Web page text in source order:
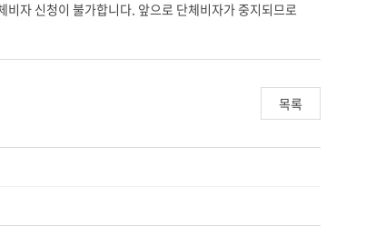
자 신청이 불가합니다. 앞으로 단체비자가 중지되므로
목록